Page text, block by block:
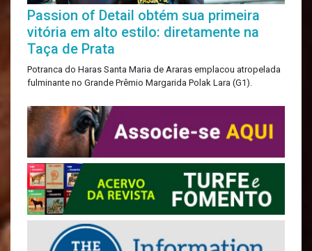
Passion of Detail obtém sua primeira
vitória em alto estilo: diretamente na
Taça de Prata
Potranca do Haras Santa Maria de Araras emplacou atropelada
fulminante no Grande Prêmio Margarida Polak Lara (G1).